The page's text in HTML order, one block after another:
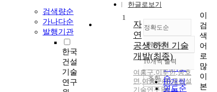
검색량순
가나다순
발행기관
한국
건설
기술
연구
한글로보기
정확도순
정확도
순
인기도
순
연도순
내림차순
내림차순
10개씩 출력
10개씩
조회
1
자
연
공생 하천 기술
개발(최종)
여홍구,이두한,송호
면 ,여홍구(한국건설
기술연구원)
이
검
색
어
로
많
이
본